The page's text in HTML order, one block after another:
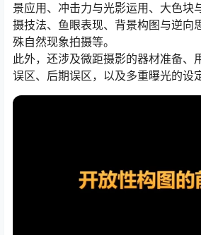
景应用、冲击力与光影运用、大色块
摄技法、鱼眼表现、背景构图与逆向
殊自然现象拍摄等。
此外，还涉及微距摄影的器材准备、
误区、后期误区，以及多重曝光的设